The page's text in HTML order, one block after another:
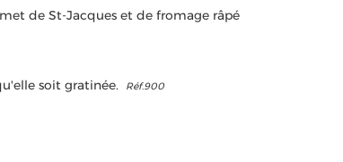
de St-Jacques et de fromage râpé
soit gratinée. Réf.900